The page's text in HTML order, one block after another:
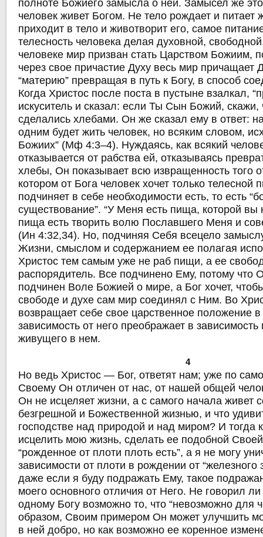
полноте Божиего замысла о ней. Замысел же
человек живет Богом. Не тело рождает и питает
приходит в тело и животворит его, самое
телесность человека делая духовной,
человеке мир призван стать Царством Божиим,
через свое причастие Духу весь мир причащает
“материю” превращая в путь к Богу, в способ
Когда Христос после поста в пустыне взалкал,
искуситель и сказал: если Ты Сын Божий, скажи,
сделались хлебами. Он же сказал ему в ответ:
одним будет жить человек, но всяким словом,
Божиих” (Мф 4:3–4). Нуждаясь, как всякий
отказывается от рабства ей, отказываясь
хлебы, Он показывает всю извращенность того
котором от Бога человек хочет только
подчиняет в себе необходимости есть, то есть
существование”. “У Меня есть пища, которой вы
пища есть творить волю Пославшего Меня и
(Ин 4:32,34). Но, подчиняя Себя всецело
Жизни, смыслом и содержанием ее полагая
Христос тем самым уже не раб пищи, а ее
распорядитель. Все подчинено Ему, потому что
подчинен Воле Божией о мире, а Бог хочет,
свободе и духе сам мир соединял с Ним. Во
возвращает себе свое царственное положение
зависимость от него преображает в
живущего в нем.
4
Но ведь Христос — Бог, ответят нам; уже по
Своему Он отличен от нас, от нашей общей
Он не исцеляет жизни, а с самого начала живет
безгрешной и Божественной жизнью, и что
господстве над природой и над миром? И тогда
исцелить мою жизнь, сделать ее подобной
“рожденное от плоти плоть есть”, а я не могу
зависимости от плоти в рождении от “железного
даже если я буду подражать Ему, такое
моего основного отличия от Него. Не говорил
одному Богу возможно то, что “невозможно для
образом, Своим примером Он может улучшить
в ней добро, но как возможно ее коренное